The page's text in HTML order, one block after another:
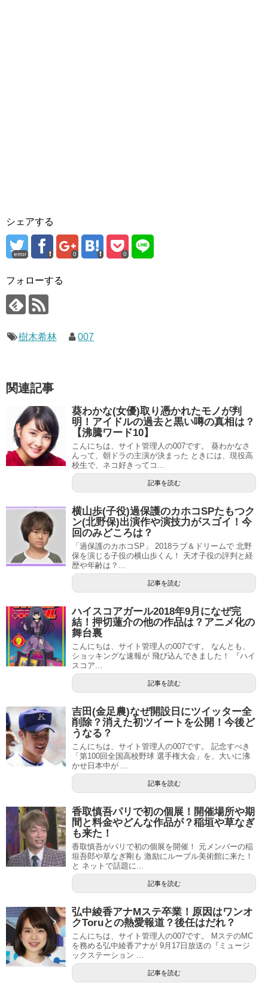
シェアする
error 0 0
フォローする
樹木希林 007
関連記事
葵わかな(女優)取り憑かれたモノが判
明！アイドルの過去と黒い噂の真相は？
【沸騰ワード10】
こんにちは、サイト管理人の007です。 葵わかなさ
んって、朝ドラの主演が決まった ときには、現役高
校生で、ネコ好きってコ...
記事を読む
横山歩(子役)過保護のカホコSPたもつク
ン(北野保)出演作や演技力がスゴイ！今
回のみどころは？
「過保護のカホコSP」 2018ラブ＆ドリームで 北野
保を演じる子役の横山歩くん！ 天才子役の評判と経
歴や年齢は？...
記事を読む
ハイスコアガール2018年9月になぜ完
結！押切蓮介の他の作品は？アニメ化の
舞台裏
こんにちは、サイト管理人の007です。 なんとも、
ショッキングな速報が 飛び込んできました！ 『ハイ
スコア...
記事を読む
吉田(金足農)なぜ開設日にツイッター全
削除？消えた初ツイートを公開！今後ど
うなる？
こんにちは、サイト管理人の007です。 記念すべき
「第100回全国高校野球 選手権大会」を、大いに沸
かせ日本中が ...
記事を読む
香取慎吾パリで初の個展！開催場所や期
間と料金やどんな作品が？稲垣や草なぎ
も来た！
香取慎吾がパリで初の個展を開催！ 元メンバーの稲
垣吾郎や草なぎ剛も 激励にルーブル美術館に来た！
と ネットで話題に...
記事を読む
弘中綾香アナMステ卒業！原因はワンオ
クToruとの熱愛報道？後任はだれ？
こんにちは、サイト管理人の007です。 MステのMC
を務める弘中綾香アナが 9月17日放送の『ミュージ
ックステーション ...
記事を読む